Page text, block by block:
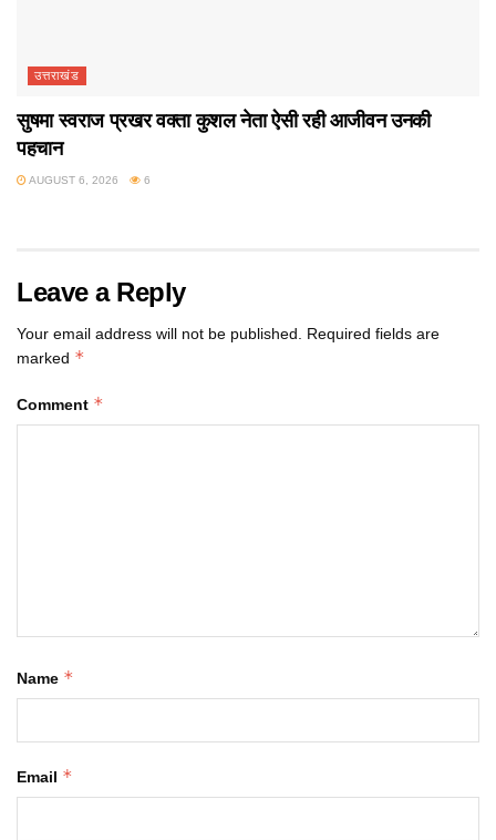
उत्तराखंड
सुषमा स्वराज प्रखर वक्ता कुशल नेता ऐसी रही आजीवन उनकी
पहचान
AUGUST 6, 2026 6
Leave a Reply
Your email address will not be published. Required fields are
marked *
Comment *
Name *
Email *